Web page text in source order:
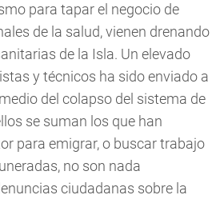
para tapar el negocio de
de la salud, vienen drenando
de la Isla. Un elevado
y técnicos ha sido enviado a
del colapso del sistema de
se suman los que han
para emigrar, o buscar trabajo
no son nada
ciudadanas sobre la